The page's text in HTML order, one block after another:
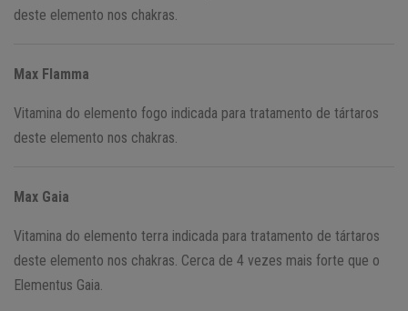
deste elemento nos chakras.
Max Flamma
Vitamina do elemento fogo indicada para tratamento de tártaros
deste elemento nos chakras.
Max Gaia
Vitamina do elemento terra indicada para tratamento de tártaros
deste elemento nos chakras. Cerca de 4 vezes mais forte que o
Elementus Gaia.